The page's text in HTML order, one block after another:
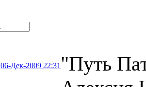
06-Дек-2009 22:31 "Путь